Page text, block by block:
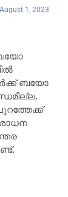
1, 2023
ബയോ